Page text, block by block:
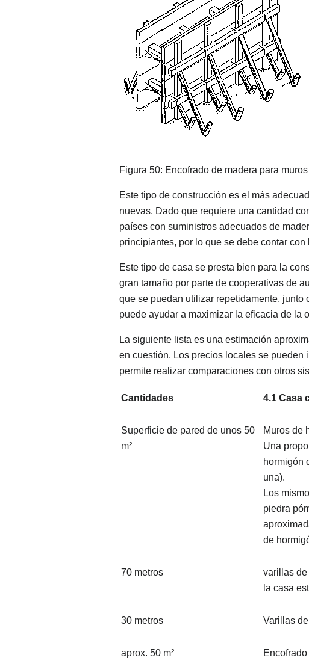
Figura 50: Encofrado de madera para
Este tipo de construcción es el más
nuevas. Dado que requiere una cantidad
países con suministros adecuados de
principiantes, por lo que se debe contar
Este tipo de casa se presta bien para la
gran tamaño por parte de cooperativas de
que se puedan utilizar repetidamente,
puede ayudar a maximizar la eficacia de la
La siguiente lista es una estimación
en cuestión. Los precios locales se
permite realizar comparaciones con otros
Cantidades 4.1 Casa
Superficie de pared de unos 50
m²
Muros de
Una
hormigón
una).
Los
piedra
de
70 metros
varillas de
la casa
30 metros Varillas
aprox. 50 m²